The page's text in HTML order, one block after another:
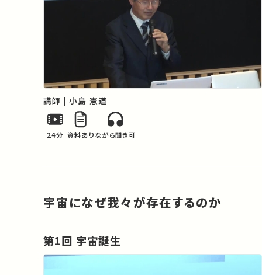
講師 | 小島 憲道
24分 資料ありながら聞き可
宇宙になぜ我々が存在するのか
第1回 宇宙誕生